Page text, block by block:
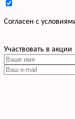
Cогласен с
Участвовать в акции